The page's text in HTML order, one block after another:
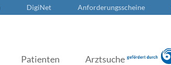
DigiNet Anforderungsscheine
Patienten Arztsuche